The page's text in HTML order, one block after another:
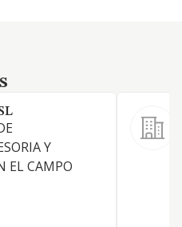
Y
EL CAMPO